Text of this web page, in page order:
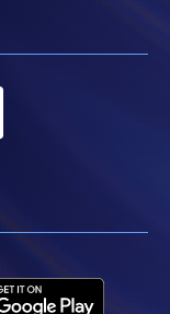
繳費靈戶口及密
。
VISA 或
修學院